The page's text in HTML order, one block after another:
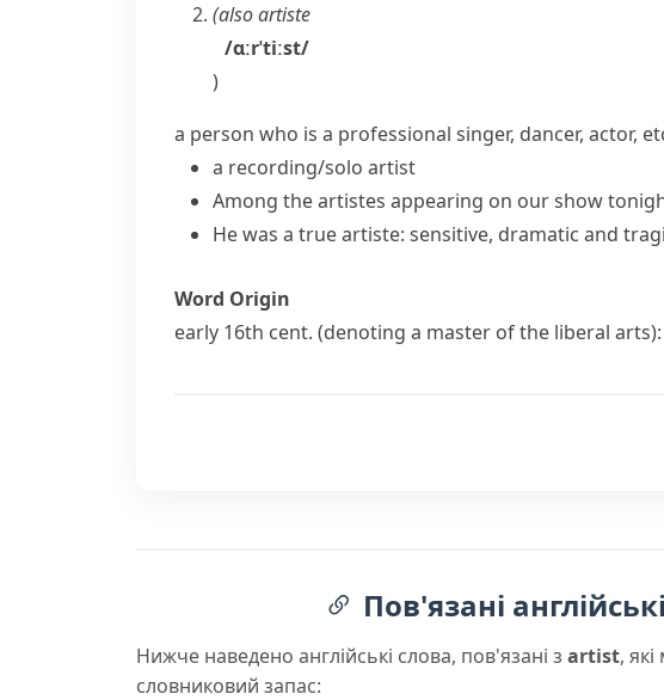
(alsoartiste
/ɑːrˈtiːst/
)
a person who is a professional singer, dancer, actor,
a recording/solo artist
Among the artistes appearing on our show
He was a true artiste: sensitive, dramatic and
Word Origin
early 16th cent. (denoting a master of the liberal
Пов'язані
Нижче наведено англійські слова, пов'язані з artist,
словниковий запас: